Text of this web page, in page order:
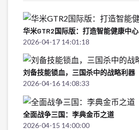
华米GTR2国际版：打造智能健康中心
2026-04-17 14:01:18
刘备技能锁血，三国杀中的战略利器
2026-04-16 14:08:33
全面战争三国：李典金币之道
2026-04-15 14:00:00